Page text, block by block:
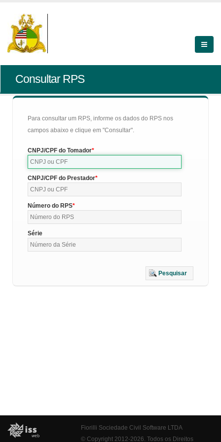
Consultar RPS
Para consultar um RPS, informe os dados do RPS nos
campos abaixo e clique em "Consultar".
CNPJ/CPF do Tomador
CNPJ/CPF do Prestador
Número do RPS
Série
Pesquisar
Fiorilli Sociedade Civil Software LTDA
© Copyright 2012-2026. Todos os Direitos